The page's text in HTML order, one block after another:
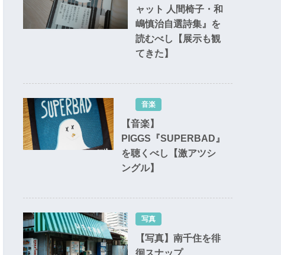
ャット 人間椅子・和
嶋慎治自選詩集』を
読むべし【展示も観
てきた】
【音楽】
PIGGS『SUPERBAD』
を聴くべし【激アツシ
ングル】
音楽
【写真】南千住を徘
写真